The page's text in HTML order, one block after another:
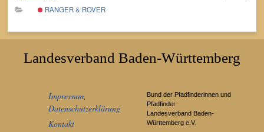
RANGER & ROVER
Landesverband Baden-Württemberg
Impressum,
Datenschutzerklärung
Kontakt
Bund der Pfadfinderinnen und
Pfadfinder
Landesverband Baden-
Württemberg e.V.